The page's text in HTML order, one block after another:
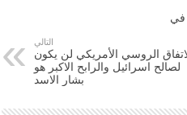
في
التالي
الروسي الأمريكي لن يكون
لصالح اسرائيل والرابح الاكبر هو
بشار الاسد